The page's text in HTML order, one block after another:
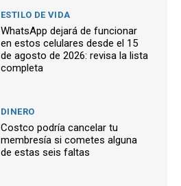
ESTILO DE VIDA
WhatsApp dejará de funcionar
en estos celulares desde el 15
de agosto de 2026: revisa la lista
completa
DINERO
Costco podría cancelar tu
membresía si cometes alguna
de estas seis faltas